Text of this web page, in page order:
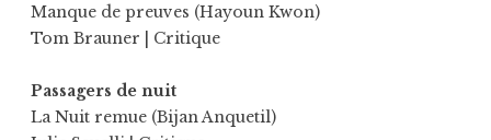
Manque de preuves (Hayoun Kwon)
Tom Brauner | Critique
Passagers de nuit
La Nuit remue (Bijan Anquetil)